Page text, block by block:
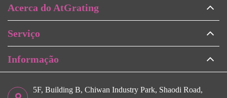
Acerca do AtGrating
Serviço
Informação
5F, Building B, Chiwan Industry Park, Shaodi Road,